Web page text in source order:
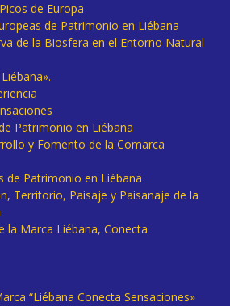
de Europa
de Patrimonio en Liébana
de la Biosfera en el Entorno Natural
Patrimonio en Liébana
y Fomento de la Comarca
de Patrimonio en Liébana
Territorio, Paisaje y Paisanaje de la
la Marca Liébana, Conecta
“Liébana Conecta Sensaciones»